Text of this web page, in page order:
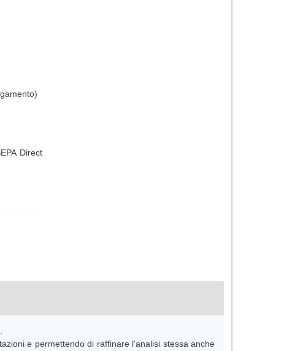
Direct
e permettendo di raffinare l'analisi stessa anche